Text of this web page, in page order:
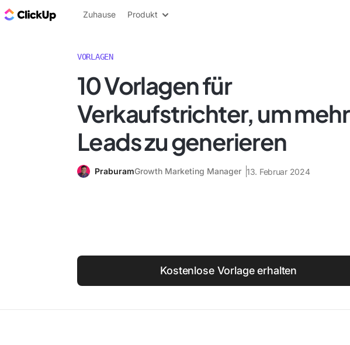
ClickUp Blog
Zuhause Produkt
VORLAGEN
10 Vorlagen für
Verkaufstrichter, um mehr
Leads zu generieren
PraburamGrowth Marketing Manager 13. Februar 2024
Kostenlose Vorlage erhalten